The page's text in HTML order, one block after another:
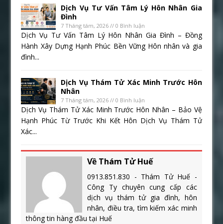
Dịch Vụ Tư Vấn Tâm Lý Hôn Nhân Gia
Đình
7 Tháng tám, 2026 // 0 Bình luận
Dịch Vụ Tư Vấn Tâm Lý Hôn Nhân Gia Đình – Đồng
Hành Xây Dựng Hạnh Phúc Bền Vững Hôn nhân và gia
đình...
Dịch Vụ Thám Tử Xác Minh Trước Hôn
Nhân
7 Tháng tám, 2026 // 0 Bình luận
Dịch Vụ Thám Tử Xác Minh Trước Hôn Nhân – Bảo Vệ
Hạnh Phúc Từ Trước Khi Kết Hôn Dịch Vụ Thám Tử
Xác...
Về Thám Tử Huế
0913.851.830 - Thám Tử Huế -
Công Ty chuyên cung cấp các
dịch vụ thám tử gia đình, hôn
nhân, điều tra, tìm kiếm xác minh
thông tin hàng đầu tại Huế